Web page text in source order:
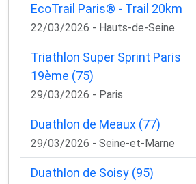
EcoTrail Paris® - Trail 20km
22/03/2026 - Hauts-de-Seine
Triathlon Super Sprint Paris
19ème (75)
29/03/2026 - Paris
Duathlon de Meaux (77)
29/03/2026 - Seine-et-Marne
Duathlon de Soisy (95)